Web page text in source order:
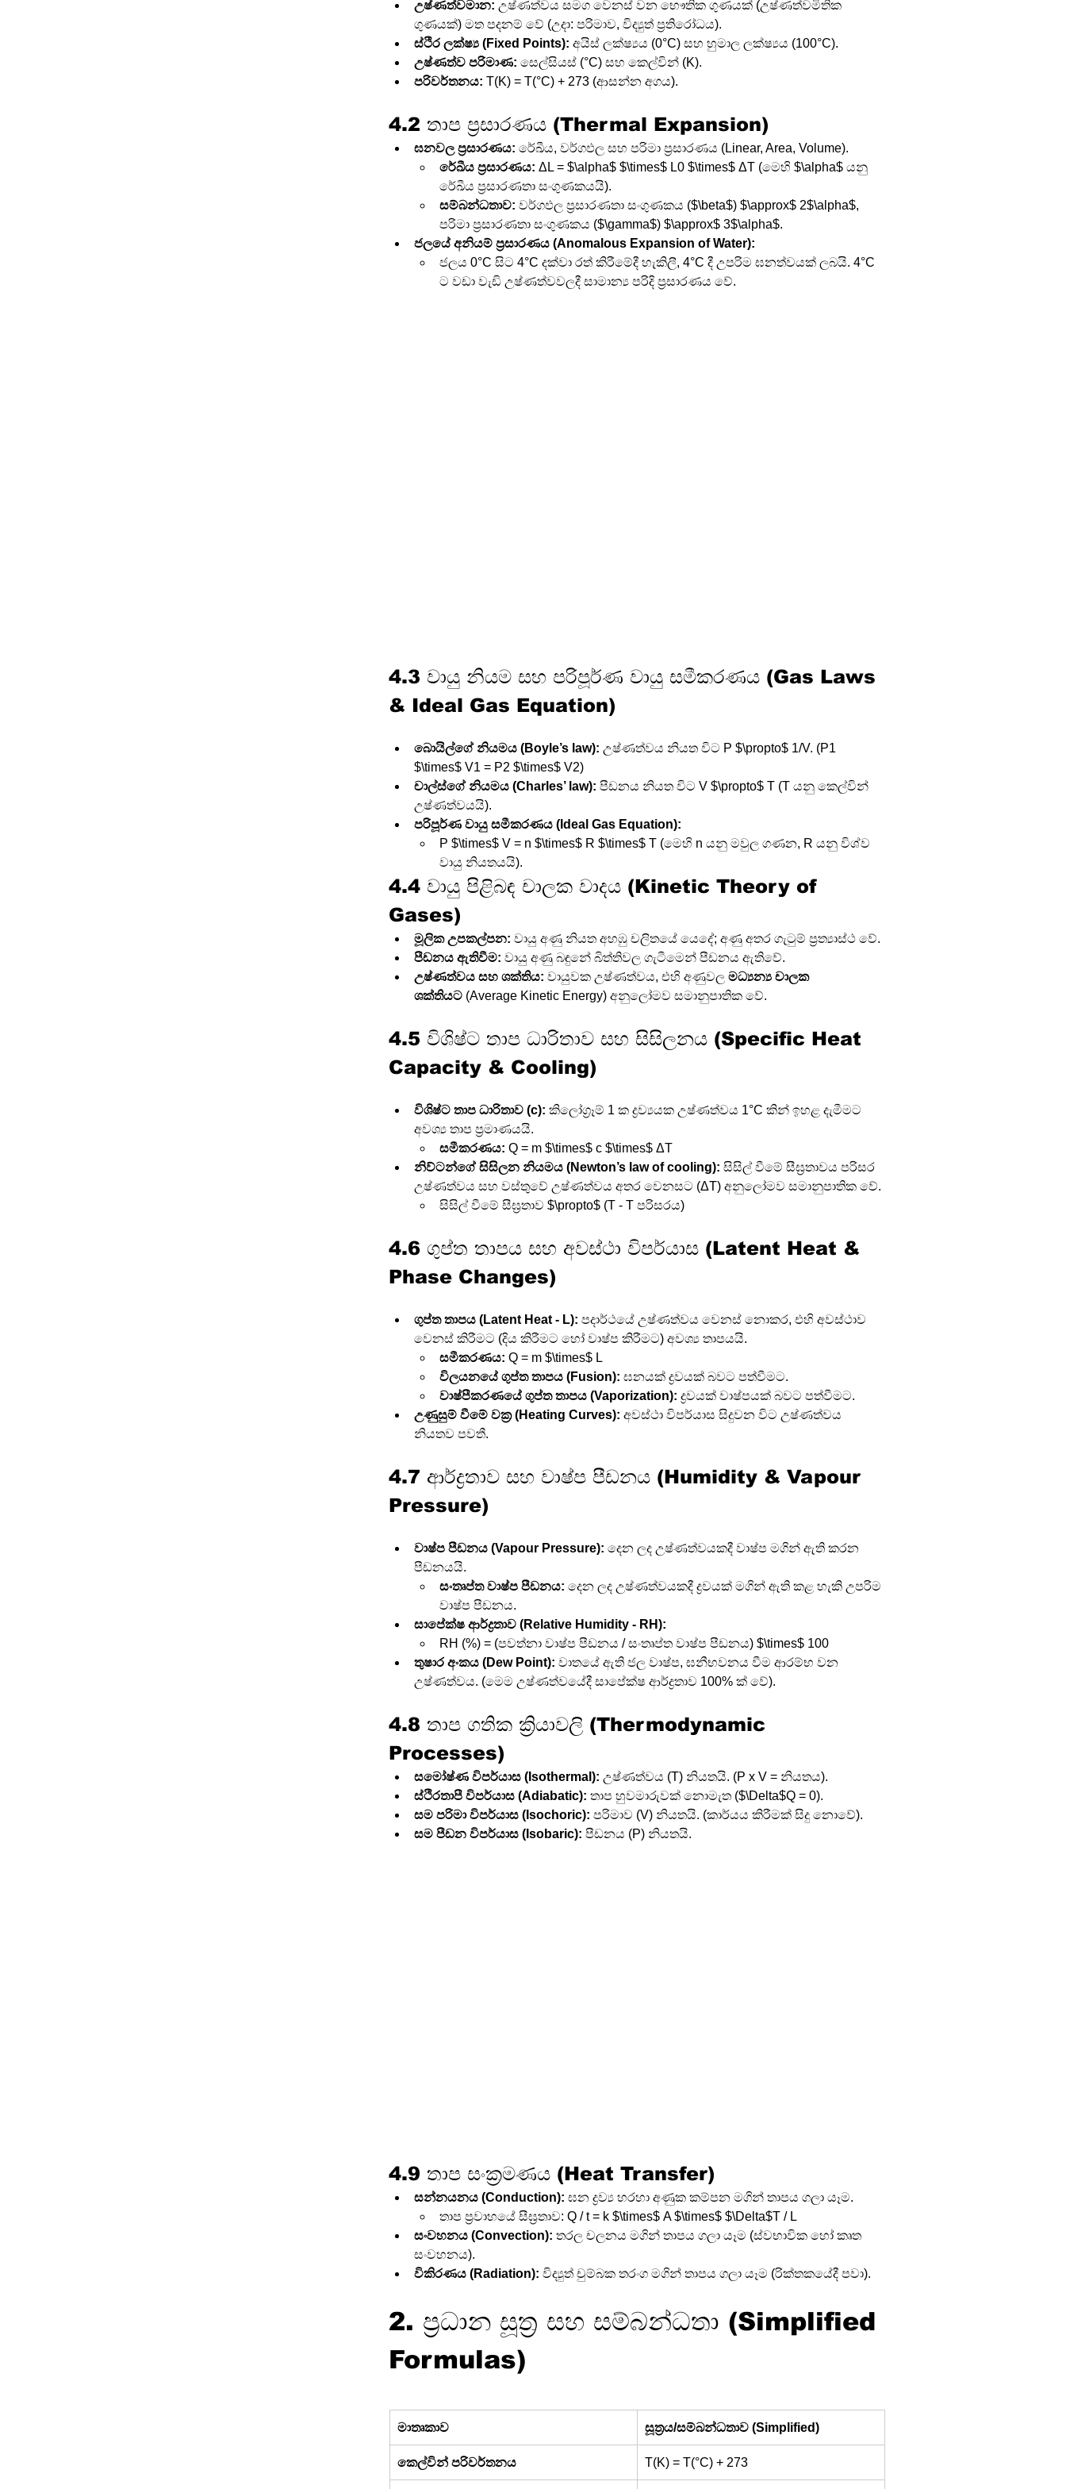
උෂ්ණත්වමාන: උෂ්ණත්වය සමග වෙනස් වන භෞතික ගුණයක් (උෂ්ණත්වමිතික
ගුණයක්) මත පදනම් වේ (උදා: පරිමාව, විද්‍යුත් ප්‍රතිරෝධය).
ස්ථිර ලක්ෂ්‍ය (Fixed Points): අයිස් ලක්ෂ්‍යය (0°C) සහ හුමාල ලක්ෂ්‍යය (100°C).
උෂ්ණත්ව පරිමාණ: සෙල්සියස් (°C) සහ කෙල්වින් (K).
පරිවර්තනය: T(K) = T(°C) + 273 (ආසන්න අගය).
4.2 තාප ප්‍රසාරණය (Thermal Expansion)
ඝනවල ප්‍රසාරණය: රේඛීය, වර්ගඵල සහ පරිමා ප්‍රසාරණය (Linear, Area, Volume).
රේඛීය ප්‍රසාරණය: ΔL = $\alpha$ $\times$ L0 $\times$ ΔT (මෙහි $\alpha$ යනු
රේඛීය ප්‍රසාරණතා සංගුණකයයි).
සම්බන්ධතාව: වර්ගඵල ප්‍රසාරණතා සංගුණකය ($\beta$) $\approx$ 2$\alpha$,
පරිමා ප්‍රසාරණතා සංගුණකය ($\gamma$) $\approx$ 3$\alpha$.
ජලයේ අනියම් ප්‍රසාරණය (Anomalous Expansion of Water):
ජලය 0°C සිට 4°C දක්වා රත් කිරීමේදී හැකිලී, 4°C දී උපරිම ඝනත්වයක් ලබයි. 4°C
ට වඩා වැඩි උෂ්ණත්වවලදී සාමාන්‍ය පරිදි ප්‍රසාරණය වේ.
4.3 වායු නියම සහ පරිපූර්ණ වායු සමීකරණය (Gas Laws
& Ideal Gas Equation)
බොයිල්ගේ නියමය (Boyle’s law): උෂ්ණත්වය නියත විට P $\propto$ 1/V. (P1
$\times$ V1 = P2 $\times$ V2)
චාල්ස්ගේ නියමය (Charles’ law): පීඩනය නියත විට V $\propto$ T (T යනු කෙල්වින්
උෂ්ණත්වයයි).
පරිපූර්ණ වායු සමීකරණය (Ideal Gas Equation):
P $\times$ V = n $\times$ R $\times$ T (මෙහි n යනු මවුල ගණන, R යනු විශ්ව
වායු නියතයයි).
4.4 වායු පිළිබඳ චාලක වාදය (Kinetic Theory of
Gases)
මූලික උපකල්පන: වායු අණු නියත අහඹු චලිතයේ යෙදේ; අණු අතර ගැටුම් ප්‍රත්‍යාස්ථ වේ.
පීඩනය ඇතිවීම: වායු අණු බඳුනේ බිත්තිවල ගැටීමෙන් පීඩනය ඇතිවේ.
උෂ්ණත්වය සහ ශක්තිය: වායුවක උෂ්ණත්වය, එහි අණුවල මධ්‍යන්‍ය චාලක
ශක්තියට (Average Kinetic Energy) අනුලෝමව සමානුපාතික වේ.
4.5 විශිෂ්ට තාප ධාරිතාව සහ සිසිලනය (Specific Heat
Capacity & Cooling)
විශිෂ්ට තාප ධාරිතාව (c): කිලෝග්‍රෑම් 1 ක ද්‍රව්‍යයක උෂ්ණත්වය 1°C කින් ඉහළ දැමීමට
අවශ්‍ය තාප ප්‍රමාණයයි.
සමීකරණය: Q = m $\times$ c $\times$ ΔT
නිව්ටන්ගේ සිසිලන නියමය (Newton’s law of cooling): සිසිල් වීමේ සීඝ්‍රතාවය පරිසර
උෂ්ණත්වය සහ වස්තුවේ උෂ්ණත්වය අතර වෙනසට (ΔT) අනුලෝමව සමානුපාතික වේ.
සිසිල් වීමේ සීඝ්‍රතාව $\propto$ (T - T පරිසරය)
4.6 ගුප්ත තාපය සහ අවස්ථා විපර්යාස (Latent Heat &
Phase Changes)
ගුප්ත තාපය (Latent Heat - L): පදාර්ථයේ උෂ්ණත්වය වෙනස් නොකර, එහි අවස්ථාව
වෙනස් කිරීමට (දිය කිරීමට හෝ වාෂ්ප කිරීමට) අවශ්‍ය තාපයයි.
සමීකරණය: Q = m $\times$ L
විලයනයේ ගුප්ත තාපය (Fusion): ඝනයක් ද්‍රවයක් බවට පත්වීමට.
වාෂ්පීකරණයේ ගුප්ත තාපය (Vaporization): ද්‍රවයක් වාෂ්පයක් බවට පත්වීමට.
උණුසුම් වීමේ වක්‍ර (Heating Curves): අවස්ථා විපර්යාස සිදුවන විට උෂ්ණත්වය
නියතව පවතී.
4.7 ආර්ද්‍රතාව සහ වාෂ්ප පීඩනය (Humidity & Vapour
Pressure)
වාෂ්ප පීඩනය (Vapour Pressure): දෙන ලද උෂ්ණත්වයකදී වාෂ්ප මගින් ඇති කරන
පීඩනයයි.
සංතෘප්ත වාෂ්ප පීඩනය: දෙන ලද උෂ්ණත්වයකදී ද්‍රවයක් මගින් ඇති කළ හැකි උපරිම
වාෂ්ප පීඩනය.
සාපේක්ෂ ආර්ද්‍රතාව (Relative Humidity - RH):
RH (%) = (පවත්නා වාෂ්ප පීඩනය / සංතෘප්ත වාෂ්ප පීඩනය) $\times$ 100
තුෂාර අංකය (Dew Point): වාතයේ ඇති ජල වාෂ්ප, ඝනීභවනය වීම ආරම්භ වන
උෂ්ණත්වය. (මෙම උෂ්ණත්වයේදී සාපේක්ෂ ආර්ද්‍රතාව 100% ක් වේ).
4.8 තාප ගතික ක්‍රියාවලි (Thermodynamic
Processes)
සමෝෂ්ණ විපර්යාස (Isothermal): උෂ්ණත්වය (T) නියතයි. (P x V = නියතය).
ස්ථිරතාපී විපර්යාස (Adiabatic): තාප හුවමාරුවක් නොමැත ($\Delta$Q = 0).
සම පරිමා විපර්යාස (Isochoric): පරිමාව (V) නියතයි. (කාර්යය කිරීමක් සිදු නොවේ).
සම පීඩන විපර්යාස (Isobaric): පීඩනය (P) නියතයි.
4.9 තාප සංක්‍රමණය (Heat Transfer)
සන්නයනය (Conduction): ඝන ද්‍රව්‍ය හරහා අණුක කම්පන මගින් තාපය ගලා යෑම.
තාප ප්‍රවාහයේ සීඝ්‍රතාව: Q / t = k $\times$ A $\times$ $\Delta$T / L
සංවහනය (Convection): තරල චලනය මගින් තාපය ගලා යෑම (ස්වභාවික හෝ කෘත
සංවහනය).
විකිරණය (Radiation): විද්‍යුත් චුම්බක තරංග මගින් තාපය ගලා යෑම (රික්තකයේදී පවා).
2. ප්‍රධාන සූත්‍ර සහ සම්බන්ධතා (Simplified
Formulas)
මාතෘකාව සූත්‍රය/සම්බන්ධතාව (Simplified)
කෙල්වින් පරිවර්තනය T(K) = T(°C) + 273